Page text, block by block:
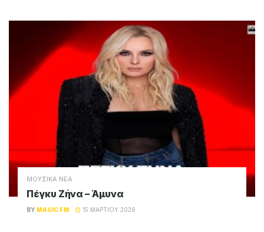
ΜΟΥΣΙΚΑ ΝΕΑ
Πέγκυ Ζήνα – Άμυνα
BY MAGIC FM 15 ΜΑΡΤΊΟΥ 2026